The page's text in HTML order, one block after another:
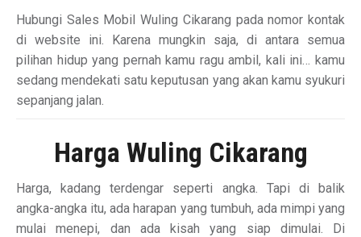
Hubungi Sales Mobil Wuling Cikarang pada nomor kontak
di website ini. Karena mungkin saja, di antara semua
pilihan hidup yang pernah kamu ragu ambil, kali ini… kamu
sedang mendekati satu keputusan yang akan kamu syukuri
sepanjang jalan.
Harga Wuling Cikarang
Harga, kadang terdengar seperti angka. Tapi di balik
angka-angka itu, ada harapan yang tumbuh, ada mimpi yang
mulai menepi, dan ada kisah yang siap dimulai. Di